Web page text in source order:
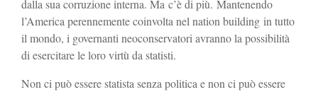
dalla sua corruzione interna. Ma c’è di più. Mantenendo
l’America perennemente coinvolta nel nation building in tutto
il mondo, i governanti neoconservatori avranno la possibilità
di esercitare le loro virtù da statisti.
Non ci può essere statista senza politica e non ci può essere